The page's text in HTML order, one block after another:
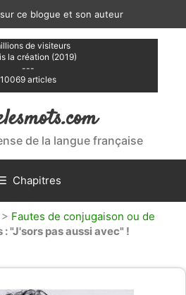
ce blogue et son auteur
de visiteurs
la création (2019)
---
10069 articles
de la langue française
Chapitres
> Fautes de conjugaison ou de
: "J'sors pas aussi avec" !